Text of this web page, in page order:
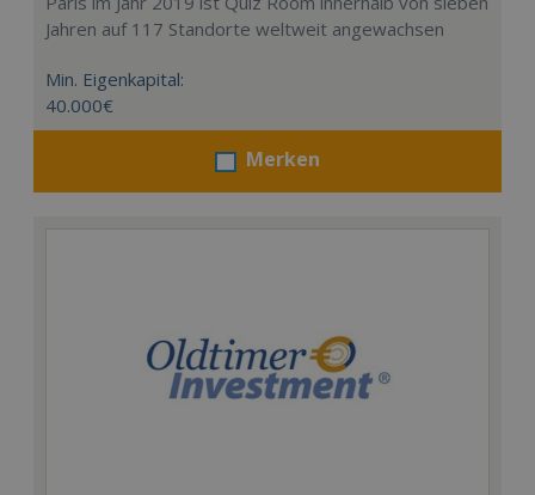
Jahren auf 117 Standorte weltweit angewachsen
Min. Eigenkapital:
40.000€
Merken